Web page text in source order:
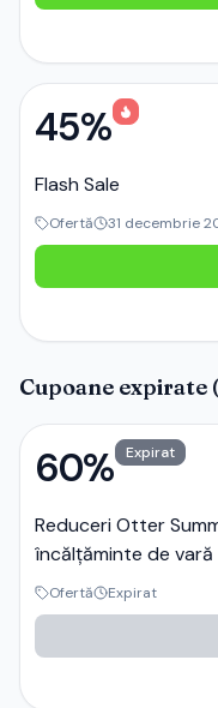
45%
Flash Sale
Ofertă 31 decembrie
Cupoane expirate (
60% Expirat
Reduceri Otter
încălțăminte de vară
Ofertă Expirat